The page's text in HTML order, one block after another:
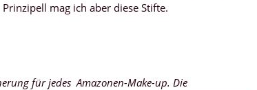
mag ich aber diese Stifte.
für jedes Amazonen-Make-up. Die